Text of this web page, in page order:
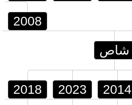
2008
شاص
2018 2023 2014